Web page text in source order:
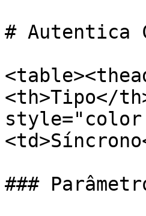
# Autentica
<th>Tipo</
###